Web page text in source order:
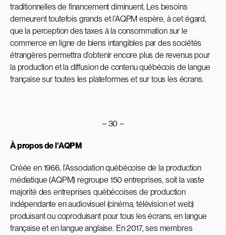
traditionnelles de financement diminuent. Les besoins
demeurent toutefois grands et l’AQPM espère, à cet égard,
que la perception des taxes à la consommation sur le
commerce en ligne de biens intangibles par des sociétés
étrangères permettra d’obtenir encore plus de revenus pour
la production et la diffusion de contenu québécois de langue
française sur toutes les plateformes et sur tous les écrans.
– 30 –
À propos de l’AQPM
Créée en 1966, l’Association québécoise de la production
médiatique (AQPM) regroupe 150 entreprises, soit la vaste
majorité des entreprises québécoises de production
indépendante en audiovisuel (cinéma, télévision et web)
produisant ou coproduisant pour tous les écrans, en langue
française et en langue anglaise. En 2017, ses membres